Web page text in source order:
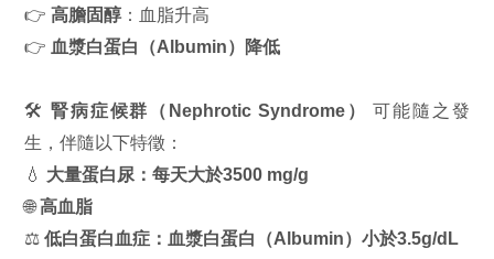
👉高膽固醇 ：血脂升高
👉 血漿白蛋白（Albumin）降低
🛠️腎病症候群（Nephrotic Syndrome）
可能隨之發
生，伴隨以下特徵：
💧 大量蛋白尿 ：每天大於3500 mg/g
🌐高血脂
⚖️低白蛋白血症：血漿白蛋白（Albumin）小於3.5g/dL